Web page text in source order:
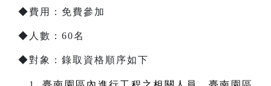
◆費用：免費參加
◆人數：60名
◆對象：錄取資格順序如下